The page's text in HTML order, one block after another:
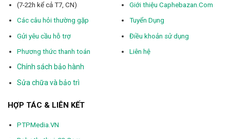
(7-22h kể cả T7, CN)
Các câu hỏi thường gặp
Gửi yêu cầu hỗ trợ
Phương thức thanh toán
Chính sách bảo hành
Sửa chữa và bảo trì
Giới thiệu Caphebazan.Com
Tuyển Dụng
Điều khoản sử dụng
Liên hệ
HỢP TÁC & LIÊN KẾT
PTPMedia.VN